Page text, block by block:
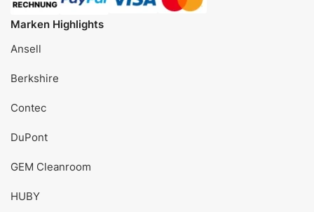
Marken Highlights
Ansell
Berkshire
Contec
DuPont
GEM Cleanroom
HUBY